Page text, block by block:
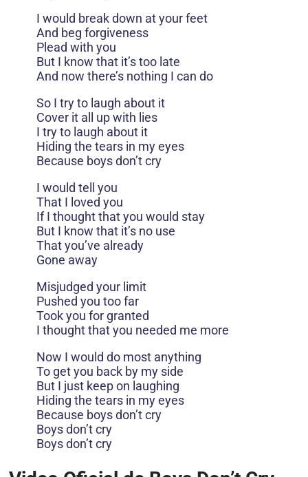
I would break down at your feet
And beg forgiveness
Plead with you
But I know that it’s too late
And now there’s nothing I can do
So I try to laugh about it
Cover it all up with lies
I try to laugh about it
Hiding the tears in my eyes
Because boys don’t cry
I would tell you
That I loved you
If I thought that you would stay
But I know that it’s no use
That you’ve already
Gone away
Misjudged your limit
Pushed you too far
Took you for granted
I thought that you needed me more
Now I would do most anything
To get you back by my side
But I just keep on laughing
Hiding the tears in my eyes
Because boys don’t cry
Boys don’t cry
Boys don’t cry